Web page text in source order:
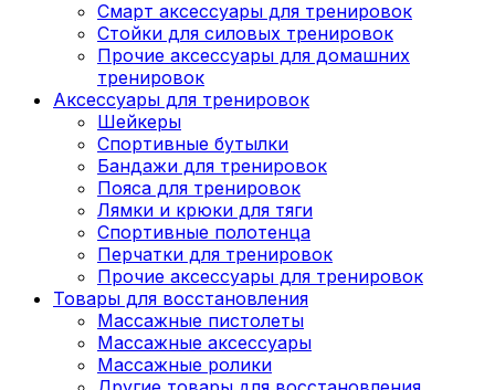
Смарт аксессуары для тренировок
Стойки для силовых тренировок
Прочие аксессуары для домашних
тренировок
Аксессуары для тренировок
Шейкеры
Спортивные бутылки
Бандажи для тренировок
Пояса для тренировок
Лямки и крюки для тяги
Спортивные полотенца
Перчатки для тренировок
Прочие аксессуары для тренировок
Товары для восстановления
Массажные пистолеты
Массажные аксессуары
Массажные ролики